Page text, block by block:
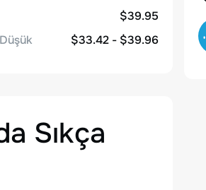
$39.95
$33.42 - $39.96
Sıkça